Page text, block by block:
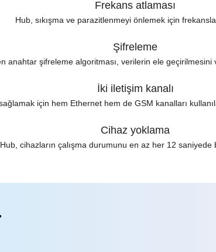
Frekans atlaması
Hub, sıkışma ve parazitlenmeyi önlemek için
Şifreleme
anahtar şifreleme algoritması, verilerin ele
İki iletişim kanalı
için hem Ethernet hem de GSM kanalları
Cihaz yoklama
Hub, cihazların çalışma durumunu en az her 12 saniyede